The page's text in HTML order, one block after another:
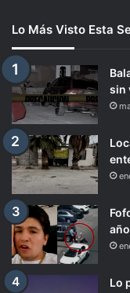
Lo Más Visto Esta
sin
Lo